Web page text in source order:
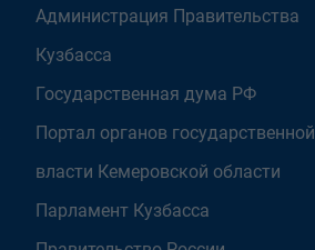
Администрация Правительства
Кузбасса
Государственная дума РФ
Портал органов государственной
власти Кемеровской области
Парламент Кузбасса